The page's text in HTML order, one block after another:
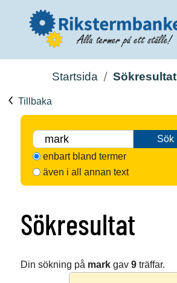
Startsida Sökresultat
Tillbaka
Sök
enbart bland termer
även i all annan text
Sökresultat
Din sökning på markgav 9träffar.